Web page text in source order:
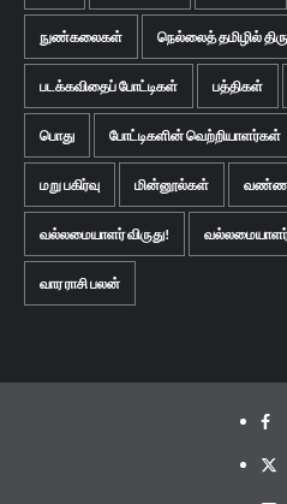
நுண்கலைகள் நெல்லைத் தமிழில்
படக்கவிதைப் போட்டிகள் பத்திகள்
பொது போட்டிகளின் வெற்றியாளர்கள்
மறு பகிர்வு மின்னூல்கள்
வல்லமையாளர் விருது! வல்லமையாளர்
வார ராசி பலன்